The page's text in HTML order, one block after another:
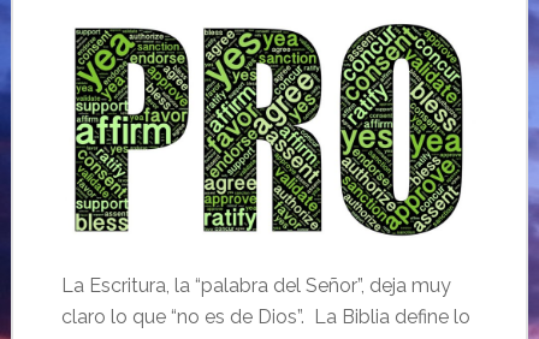
La Escritura, la “palabra del Señor”, deja muy
claro lo que “no es de Dios”. La Biblia define lo